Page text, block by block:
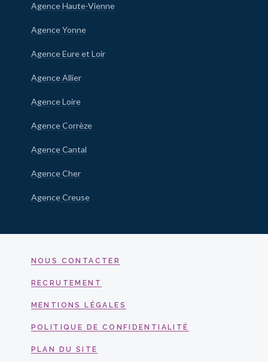
Agence Haute-Vienne
Agence Yonne
Agence Eure et Loir
Agence Allier
Agence Loire
Agence Corrèze
Agence Cantal
Agence Cher
Agence Creuse
NOUS CONTACTER
RECRUTEMENT
MENTIONS LÉGALES
POLITIQUE DE CONFIDENTIALITÉ
PLAN DU SITE